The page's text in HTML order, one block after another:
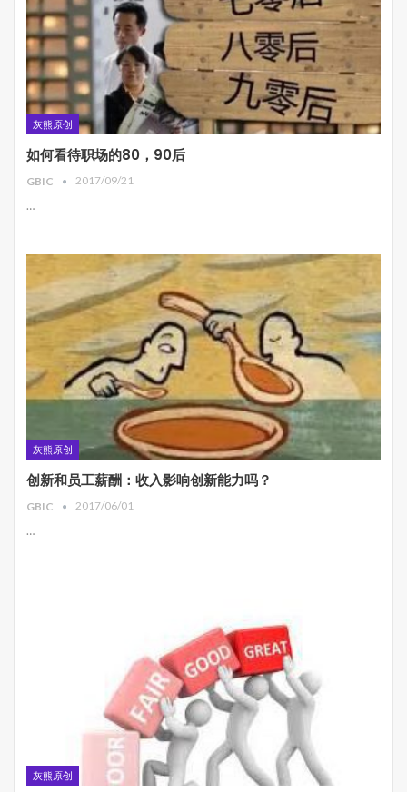
灰熊原创
如何看待职场的80，90后
GBIC 2017/09/21
…
灰熊原创
创新和员工薪酬：收入影响创新能力吗？
GBIC 2017/06/01
…
灰熊原创